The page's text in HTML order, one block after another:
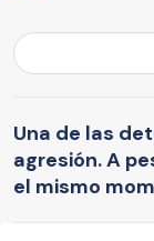
Una de las
agresión. A
el mismo